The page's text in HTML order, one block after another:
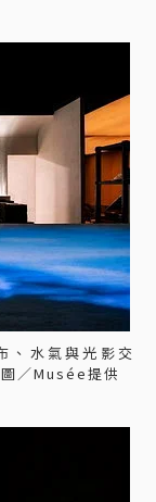
、水氣與光影交
／Musée提供